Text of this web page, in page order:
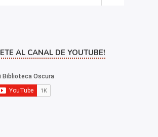
AL CANAL DE YOUTUBE!